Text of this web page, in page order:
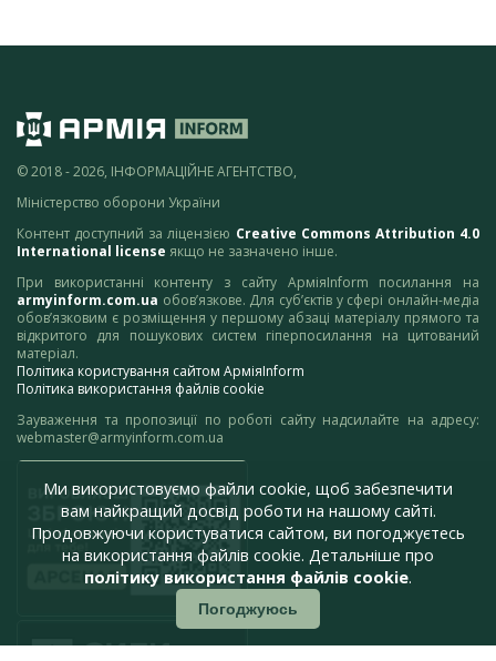
© 2018 - 2026, ІНФОРМАЦІЙНЕ АГЕНТСТВО,
Міністерство оборони України
Контент доступний за ліцензією Creative Commons Attribution 4.0
International license якщо не зазначено інше.
При використанні контенту з сайту АрміяInform посилання на
armyinform.com.ua обов’язкове. Для суб’єктів у сфері онлайн-медіа
обов’язковим є розміщення у першому абзаці матеріалу прямого та
відкритого для пошукових систем гіперпосилання на цитований
матеріал.
Політика користування сайтом АрміяInform
Політика використання файлів cookie
Зауваження та пропозиції по роботі сайту надсилайте на адресу:
webmaster@armyinform.com.ua
Ми використовуємо файли cookie, щоб забезпечити
вам найкращий досвід роботи на нашому сайті.
Продовжуючи користуватися сайтом, ви погоджуєтесь
на використання файлів cookie. Детальніше про
політику використання файлів cookie.
Погоджуюсь